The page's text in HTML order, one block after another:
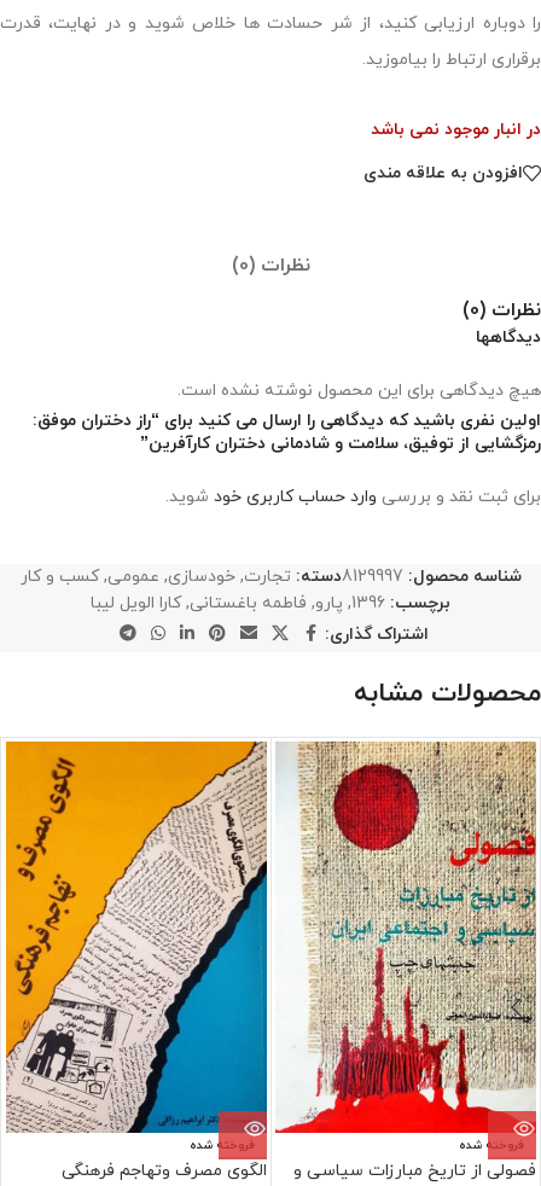
را دوباره ارزیابی کنید، از شر حسادت ها خلاص شوید و در نهایت، قدرت
برقراری ارتباط را بیاموزید.
در انبار موجود نمی باشد
افزودن به علاقه مندی
نظرات (0)
نظرات (0)
دیدگاهها
هیچ دیدگاهی برای این محصول نوشته نشده است.
اولین نفری باشید که دیدگاهی را ارسال می کنید برای “راز دختران موفق:
رمزگشایی از توفیق، سلامت و شادمانی دختران کارآفرین”
برای ثبت نقد و بررسی وارد حساب کاربری خود شوید.
شناسه محصول: 8129997دسته: تجارت, خودسازی, عمومی, کسب و کار
برچسب: 1396
, پارو, فاطمه باغستانی, کارا الویل لیبا
اشتراک گذاری:
محصولات مشابه
فروخته شده
فصولی از تاریخ مبارزات سیاسی و
فروخته شده
الگوی مصرف وتهاجم فرهنگی